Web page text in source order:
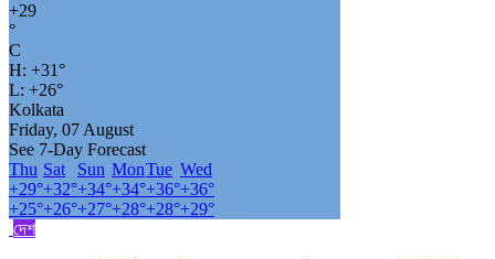
+29
°
C
H: +31°
L: +26°
Kolkata
Friday, 07 August
See 7-Day Forecast
Thu Sat Sun MonTue Wed
+29°+32°+34°+34°+36°+36°
+25°+26°+27°+28°+28°+29°
দেশ